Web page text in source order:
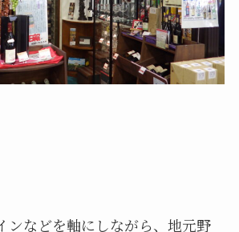
ンなどを軸にしながら、地元野